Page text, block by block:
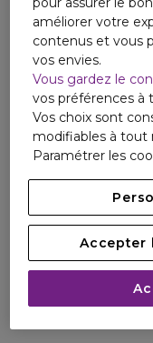
améliorer votre
contenus et vous
vos envies.
Vous gardez le
vos préférences
Vos choix sont
modifiables à tout
Paramétrer les
Accepter